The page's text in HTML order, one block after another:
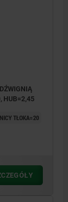
HUB=2,45
TŁOKA=20